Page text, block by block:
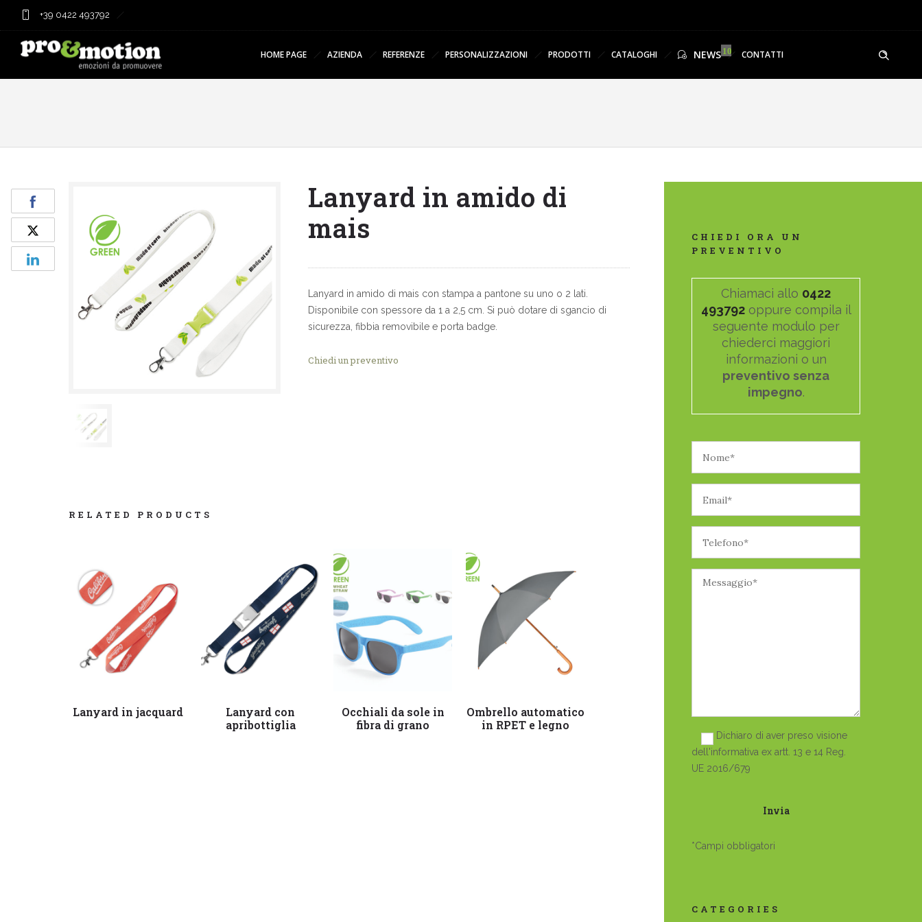
+39 0422 493792
HOME PAGE AZIENDA REFERENZE PERSONALIZZAZIONI PRODOTTI CATALOGHI NEWS CONTATTI
Lanyard in amido di
mais
Lanyard in amido di mais con stampa a pantone su uno o 2 lati.
Disponibile con spessore da 1 a 2,5 cm. Si può dotare di sgancio di
sicurezza, fibbia removibile e porta badge.
Chiedi un preventivo
RELATED PRODUCTS
Leggi tutto
Lanyard in jacquard Leggi tutto
Lanyard con
apribottiglia
Leggi tutto
Occhiali da sole in
fibra di grano
Leggi tutto
Ombrello automatico
in RPET e legno
CHIEDI ORA UN
PREVENTIVO
Chiamaci allo 0422
493792oppure compila il
seguente modulo per
chiederci maggiori
informazioni o un
preventivo senza
impegno.
Dichiaro di aver preso visione
dell'informativa ex artt. 13 e 14 Reg.
UE 2016/679
*Campi obbligatori
CATEGORIES